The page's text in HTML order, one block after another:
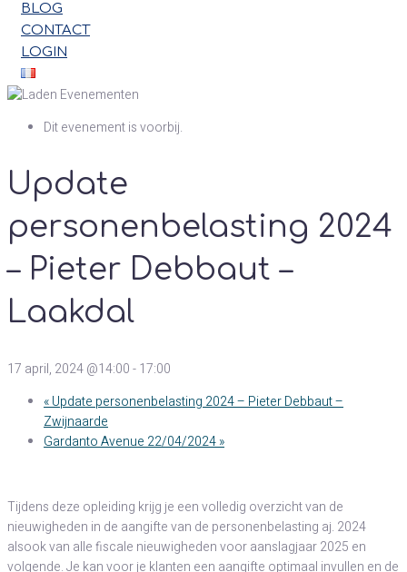
BLOG
CONTACT
LOGIN
Dit evenement is voorbij.
Update
personenbelasting 2024
– Pieter Debbaut –
Laakdal
17 april, 2024 @14:00-17:00
«Update personenbelasting 2024 – Pieter Debbaut –
Zwijnaarde
Gardanto Avenue 22/04/2024»
Tijdens deze opleiding krijg je een volledig overzicht van de
nieuwigheden in de aangifte van de personenbelasting aj. 2024
alsook van alle fiscale nieuwigheden voor aanslagjaar 2025 en
volgende. Je kan voor je klanten een aangifte optimaal invullen en de